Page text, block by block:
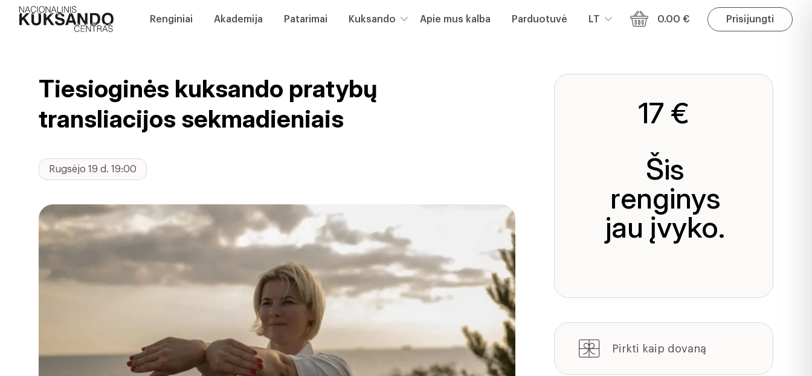
Renginiai Akademija Patarimai Kuksando Apie mus kalba Parduotuvė LT 0.00 € Prisijungti
Tiesioginės kuksando pratybų
transliacijos sekmadieniais
Rugsėjo 19 d. 19:00
17 €
Šis
renginys
jau įvyko.
Pirkti kaip dovaną